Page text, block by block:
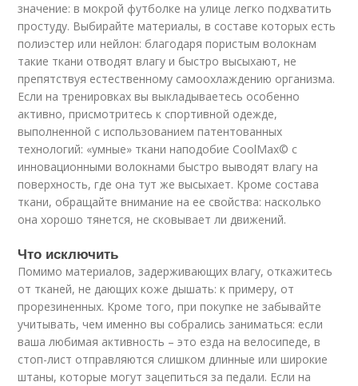
значение: в мокрой футболке на улице легко подхватить
простуду. Выбирайте материалы, в составе которых есть
полиэстер или нейлон: благодаря пористым волокнам
такие ткани отводят влагу и быстро высыхают, не
препятствуя естественному самоохлаждению организма.
Если на тренировках вы выкладываетесь особенно
активно, присмотритесь к спортивной одежде,
выполненной с использованием патентованных
технологий: «умные» ткани наподобие CoolMax© с
инновационными волокнами быстро выводят влагу на
поверхность, где она тут же высыхает. Кроме состава
ткани, обращайте внимание на ее свойства: насколько
она хорошо тянется, не сковывает ли движений.
Что исключить
Помимо материалов, задерживающих влагу, откажитесь
от тканей, не дающих коже дышать: к примеру, от
прорезиненных. Кроме того, при покупке не забывайте
учитывать, чем именно вы собрались заниматься: если
ваша любимая активность – это езда на велосипеде, в
стоп-лист отправляются слишком длинные или широкие
штаны, которые могут зацепиться за педали. Если на